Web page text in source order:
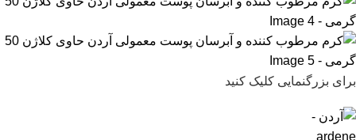
برای بزرگنمایی کلیک کنید